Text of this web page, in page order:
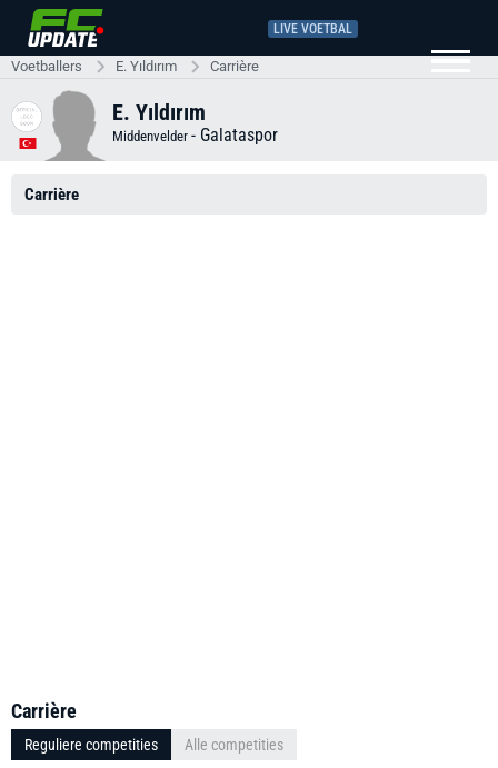
LIVE VOETBAL
Voetballers E. Yıldırım Carrière
E. Yıldırım
Middenvelder - Galataspor
Carrière
Carrière
Reguliere competities Alle competities